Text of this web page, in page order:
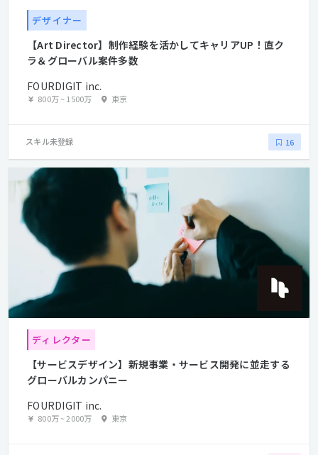
デザイナー
【Art Director】制作経験を活かしてキャリアUP！直ク
ラ＆グローバル案件多数
FOURDIGIT inc.
800万~1500万 東京
スキル未登録 16
ディレクター
【サービスデザイン】新規事業・サービス開発に並走する
グローバルカンパニー
FOURDIGIT inc.
800万~2000万 東京